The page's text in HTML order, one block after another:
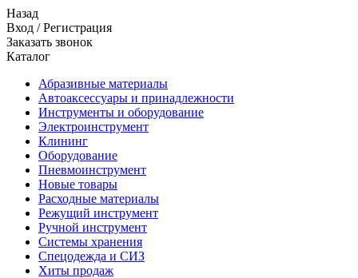
Назад
Вход /Регистрация
Заказать звонок
Каталог
Абразивные материалы
Автоаксессуары и принадлежности
Инструменты и оборудование
Электроинструмент
Клининг
Оборудование
Пневмоинструмент
Новые товары
Расходные материалы
Режущий инструмент
Ручной инструмент
Системы хранения
Спецодежда и СИЗ
Хиты продаж